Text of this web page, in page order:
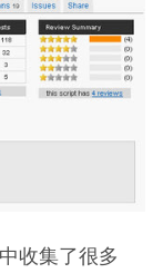
收集了很多